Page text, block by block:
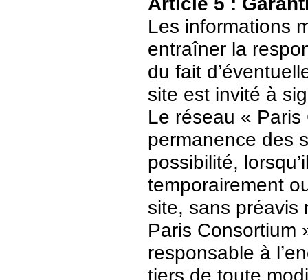
Les informations
entraîner la
du fait
site est invité à
Le réseau «
permanence des
possibilité,
temporairement
site, sans préavis
Paris Consortium
responsable à
tiers de toute